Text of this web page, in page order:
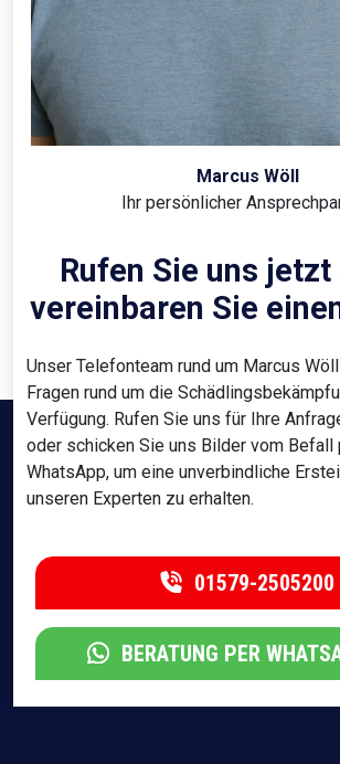
Marcus Wöll
Ihr persönlicher
Rufen Sie uns jetzt
vereinbaren Sie
Unser Telefonteam rund um Marcus
Fragen rund um die
Verfügung. Rufen Sie uns für Ihre
oder schicken Sie uns Bilder vom Befall
WhatsApp, um eine unverbindliche
unseren Experten zu erhalten.
01579-2505200
BERATUNG PER